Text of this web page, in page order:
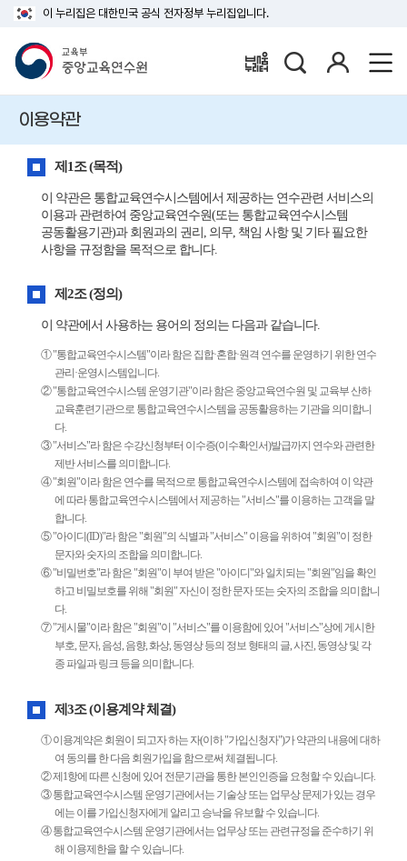
이 누리집은 대한민국 공식 전자정부 누리집입니다.
배움누리터
이용약관
제1조 (목적)
이 약관은 통합교육연수시스템에서 제공하는 연수관련 서비스의
이용과 관련하여 중앙교육연수원(또는 통합교육연수시스템
공동활용기관)과 회원과의 권리, 의무, 책임 사항 및 기타 필요한
사항을 규정함을 목적으로 합니다.
제2조 (정의)
이 약관에서 사용하는 용어의 정의는 다음과 같습니다.
① "통합교육연수시스템"이라 함은 집합·혼합·원격 연수를 운영하기 위한 연수
관리·운영시스템입니다.
② "통합교육연수시스템 운영기관"이라 함은 중앙교육연수원 및 교육부 산하
교육훈련기관으로 통합교육연수시스템을 공동활용하는 기관을 의미합니
다.
③ "서비스"라 함은 수강신청부터 이수증(이수확인서)발급까지 연수와 관련한
제반 서비스를 의미합니다.
④ "회원"이라 함은 연수를 목적으로 통합교육연수시스템에 접속하여 이 약관
에 따라 통합교육연수시스템에서 제공하는 "서비스"를 이용하는 고객을 말
합니다.
⑤ "아이디(ID)"라 함은 "회원"의 식별과 "서비스" 이용을 위하여 "회원"이 정한
문자와 숫자의 조합을 의미합니다.
⑥ "비밀번호"라 함은 "회원"이 부여 받은 "아이디"와 일치되는 "회원"임을 확인
하고 비밀보호를 위해 "회원" 자신이 정한 문자 또는 숫자의 조합을 의미합니
다.
⑦ "게시물"이라 함은 "회원"이 "서비스"를 이용함에 있어 "서비스"상에 게시한
부호, 문자, 음성, 음향, 화상, 동영상 등의 정보 형태의 글, 사진, 동영상 및 각
종 파일과 링크 등을 의미합니다.
제3조 (이용계약 체결)
① 이용계약은 회원이 되고자 하는 자(이하 "가입신청자")가 약관의 내용에 대하
여 동의를 한 다음 회원가입을 함으로써 체결됩니다.
② 제1항에 따른 신청에 있어 전문기관을 통한 본인인증을 요청할 수 있습니다.
③ 통합교육연수시스템 운영기관에서는 기술상 또는 업무상 문제가 있는 경우
에는 이를 가입신청자에게 알리고 승낙을 유보할 수 있습니다.
④ 통합교육연수시스템 운영기관에서는 업무상 또는 관련규정을 준수하기 위
해 이용제한을 할 수 있습니다.